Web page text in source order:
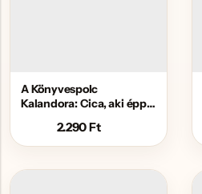
A Könyvespolc
Kalandora: Cica, aki épp
2.290Ft